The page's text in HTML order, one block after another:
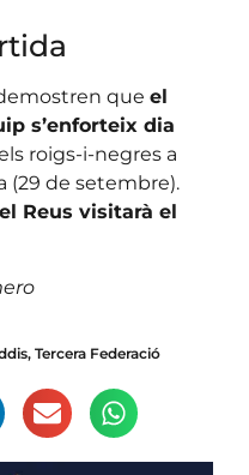
que el
s’enforteix dia
roigs-i-negres a
(29 de setembre).
el Reus visitarà el
, Tercera Federació